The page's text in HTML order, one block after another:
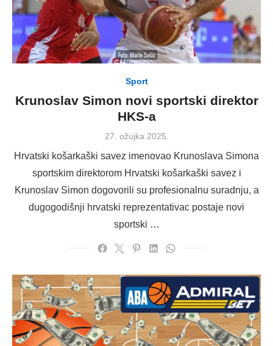
Sport
Krunoslav Simon novi sportski direktor
HKS-a
Posted
27. ožujka 2025.
Hrvatski košarkaški savez imenovao Krunoslava Simona
sportskim direktorom Hrvatski košarkaški savez i
Krunoslav Simon dogovorili su profesionalnu suradnju, a
dugogodišnji hrvatski reprezentativac postaje novi
sportski …